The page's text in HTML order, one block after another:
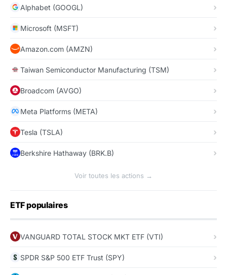
Alphabet (GOOGL)
Microsoft (MSFT)
Amazon.com (AMZN)
Taiwan Semiconductor Manufacturing (TSM)
Broadcom (AVGO)
Meta Platforms (META)
Tesla (TSLA)
Berkshire Hathaway (BRK.B)
Voir toutes les actions →
ETF populaires
VANGUARD TOTAL STOCK MKT ETF (VTI)
SPDR S&P 500 ETF Trust (SPY)